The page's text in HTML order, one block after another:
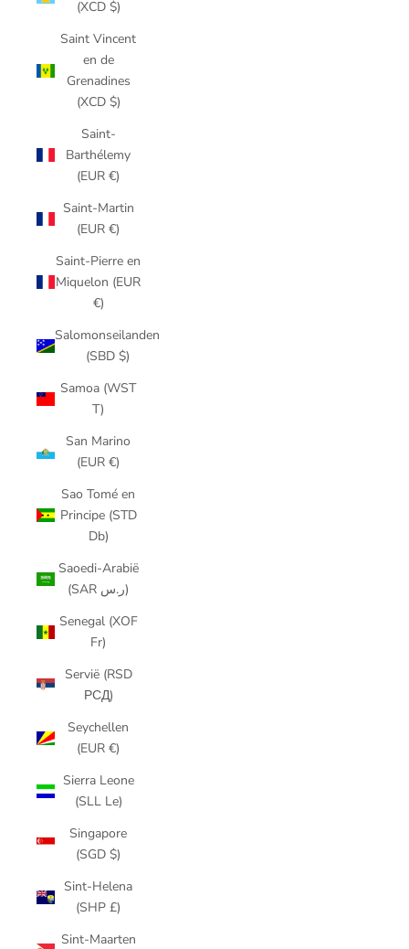
(XCD $)
Saint Vincent
en de
Grenadines
(XCD $)
Saint-
Barthélemy
(EUR €)
Saint-Martin
(EUR €)
Saint-Pierre en
Miquelon (EUR
€)
Salomonseilanden
(SBD $)
Samoa (WST
T)
San Marino
(EUR €)
Sao Tomé en
Principe (STD
Db)
Saoedi-Arabië
(SAR ر.س)
Senegal (XOF
Fr)
Servië (RSD
РСД)
Seychellen
(EUR €)
Sierra Leone
(SLL Le)
Singapore
(SGD $)
Sint-Helena
(SHP £)
Sint-Maarten